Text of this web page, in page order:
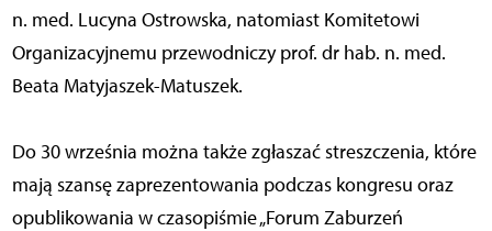
n. med. Lucyna Ostrowska, natomiast Komitetowi
Organizacyjnemu przewodniczy prof. dr hab. n. med.
Beata Matyjaszek-Matuszek.
Do 30 września można także zgłaszać streszczenia, które
mają szansę zaprezentowania podczas kongresu oraz
opublikowania w czasopiśmie „Forum Zaburzeń